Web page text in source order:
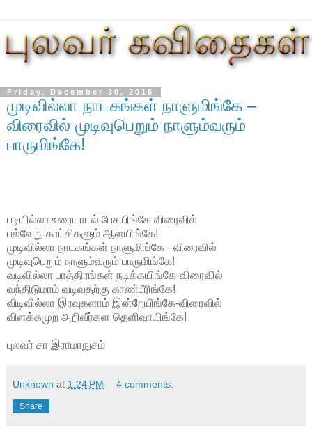
Friday, December 30, 2016
முடிவில்லா நாடகங்கள் நாளுமிங்கே –
விரைவில் முடிவுபெறும் நாளும்வரும்
பாருமிங்கே!
படியில்லா உரையாடல் பேசயிங்கே விரைவில்
பல்வேறு காட்சிகளும் ஆளயிங்கே!
முடிவில்லா நாடகங்கள் நாளுமிங்கே –விரைவில்
முடிவுபெறும் நாளும்வரும் பாருமிங்கே!
வடிவில்லா பாத்திரங்கள் நடிக்கயிங்கே-விரைவில்
வந்திடுமாம் வடிவதற்கு காண்பீரிங்கே!
விடிவில்லா இரவுகளாம் இன்றேயிங்கே-விரைவில்
விளக்கமுற அறிவீர்கள தெளிவாயிங்கே!
புலவர் சா இராமாநுசம்
Unknown at 1:24 PM 4 comments:
Share